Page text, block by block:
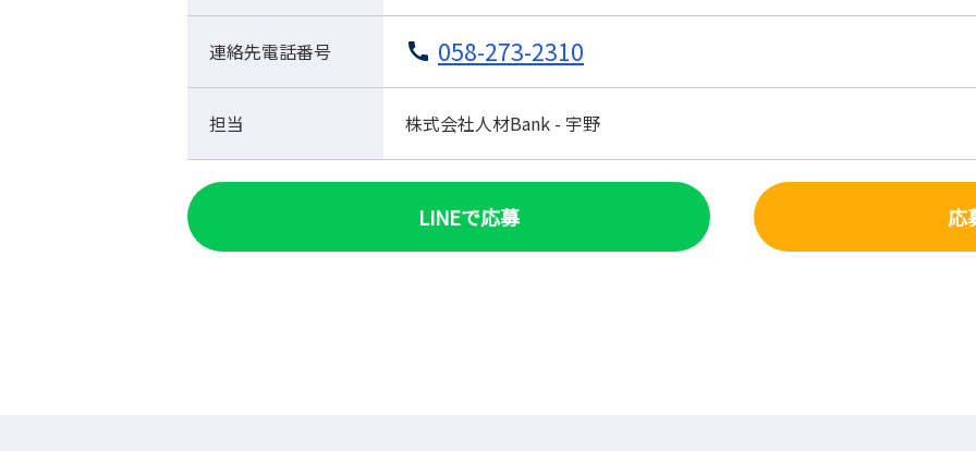
連絡先電話番号 058-273-2310
担当 株式会社人材Bank - 宇野
LINEで応募 応